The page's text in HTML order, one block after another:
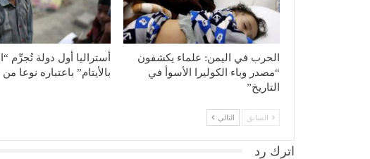
الحرب في اليمن: علماء يكشفون
“مصدر وباء الكوليرا الأسوأ في
التاريخ”
أستراليا أول دولة تُجرِّم
بالأيتام” باعتباره نوعا
السابق التالي
اترك رد